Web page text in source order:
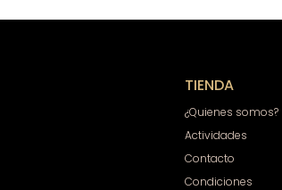
TIENDA
¿Quienes somos?
Actividades
Contacto
Condiciones